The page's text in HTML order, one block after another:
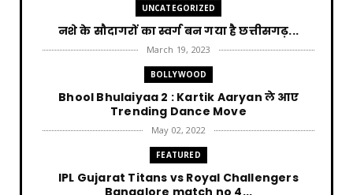
UNCATEGORIZED
नशे के सौदागरों का स्वर्ग बन गया है छत्तीसगढ़...
March 19, 2023
BOLLYWOOD
Bhool Bhulaiyaa 2 : Kartik Aaryan ले आए
Trending Dance Move
May 02, 2022
FEATURED
IPL Gujarat Titans vs Royal Challengers
Bangalore match no 4...